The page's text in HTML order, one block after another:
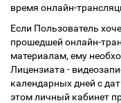
время онлайн-
Если Пользователь
прошедшей онлайн-
материалам, ему
Лицензиата -
календарных дней с
этом личный кабинет